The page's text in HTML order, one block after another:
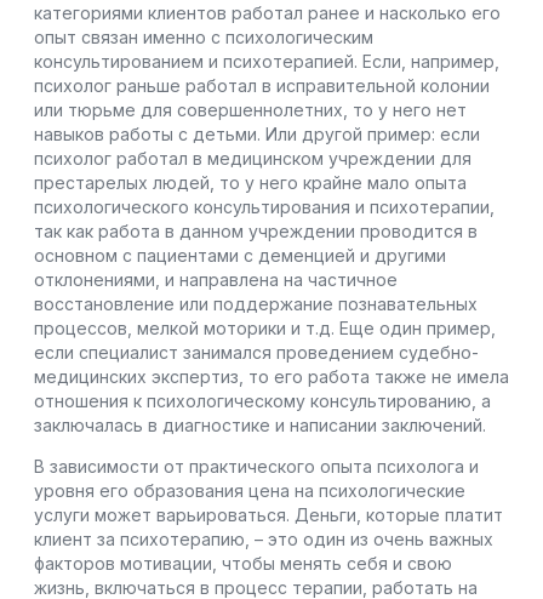
категориями клиентов работал ранее и насколько его
опыт связан именно с психологическим
консультированием и психотерапией. Если, например,
психолог раньше работал в исправительной колонии
или тюрьме для совершеннолетних, то у него нет
навыков работы с детьми. Или другой пример: если
психолог работал в медицинском учреждении для
престарелых людей, то у него крайне мало опыта
психологического консультирования и психотерапии,
так как работа в данном учреждении проводится в
основном с пациентами с деменцией и другими
отклонениями, и направлена на частичное
восстановление или поддержание познавательных
процессов, мелкой моторики и т.д. Еще один пример,
если специалист занимался проведением судебно-
медицинских экспертиз, то его работа также не имела
отношения к психологическому консультированию, а
заключалась в диагностике и написании заключений.
В зависимости от практического опыта психолога и
уровня его образования цена на психологические
услуги может варьироваться. Деньги, которые платит
клиент за психотерапию, – это один из очень важных
факторов мотивации, чтобы менять себя и свою
жизнь, включаться в процесс терапии, работать на